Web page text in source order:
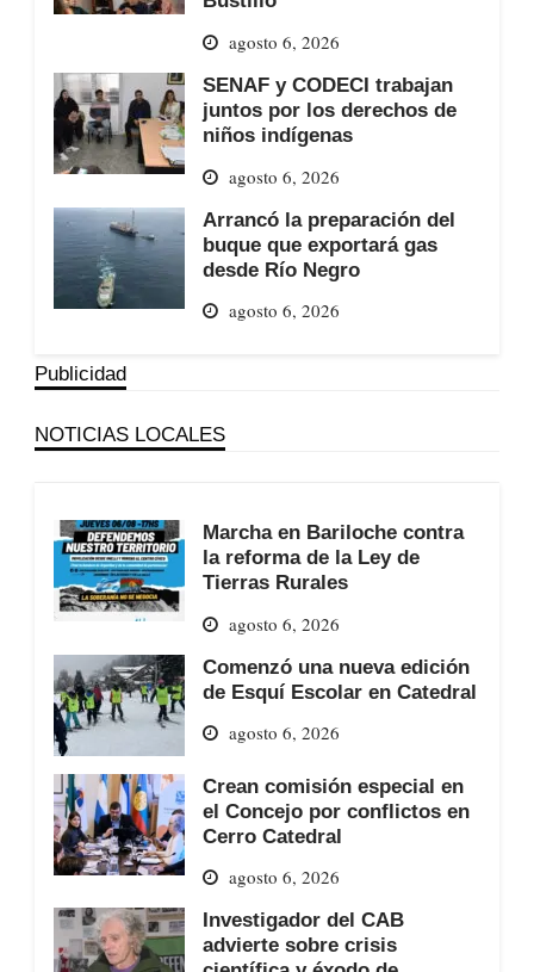
agosto 6, 2026
SENAF y CODECI trabajan
juntos por los derechos de
niños indígenas
agosto 6, 2026
Arrancó la preparación del
buque que exportará gas
desde Río Negro
agosto 6, 2026
Publicidad
NOTICIAS LOCALES
Marcha en Bariloche contra
la reforma de la Ley de
Tierras Rurales
agosto 6, 2026
Comenzó una nueva edición
de Esquí Escolar en Catedral
agosto 6, 2026
Crean comisión especial en
el Concejo por conflictos en
Cerro Catedral
agosto 6, 2026
Investigador del CAB
advierte sobre crisis